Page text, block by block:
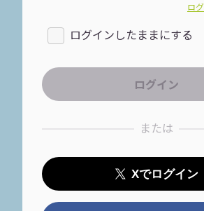
ロ
ログインしたままにする
または
Xでログイン